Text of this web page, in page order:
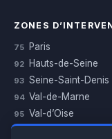
ZONES
75 Paris
92 Hauts-de-Seine
93 Seine-Saint-Denis
94 Val-de-Marne
95 Val-d’Oise